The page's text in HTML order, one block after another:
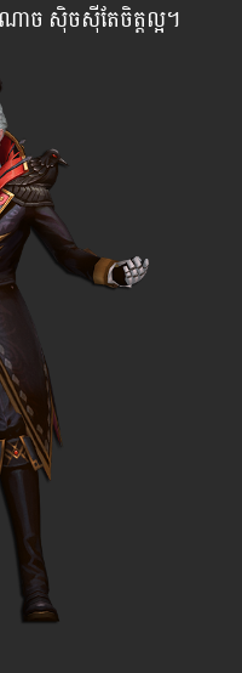
ច ស៊ិចស៊ីតែចិត្តល្អ។